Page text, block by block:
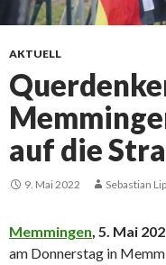
AKTUELL
auf die
9. Mai 2022 Sebastian
Memmingen, 5. Mai
am Donnerstag in